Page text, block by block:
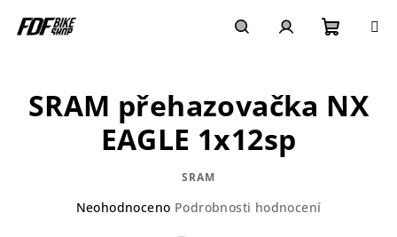
košík
SRAM přehazovačka NX
EAGLE 1x12sp
SRAM
Průměrné
Neohodnoceno Podrobnosti hodnocení